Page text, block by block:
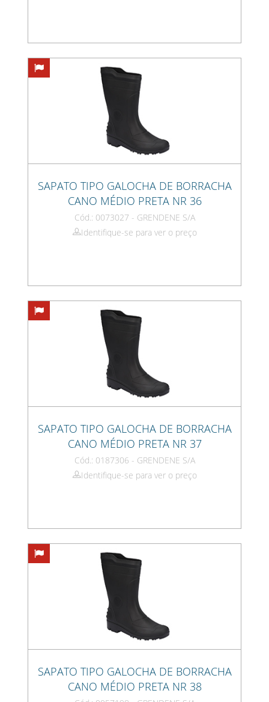
SAPATO TIPO GALOCHA DE BORRACHA
CANO MÉDIO PRETA NR 36
Cód.: 0073027 - GRENDENE S/A
Identifique-se para ver o preço
SAPATO TIPO GALOCHA DE BORRACHA
CANO MÉDIO PRETA NR 37
Cód.: 0187306 - GRENDENE S/A
Identifique-se para ver o preço
SAPATO TIPO GALOCHA DE BORRACHA
CANO MÉDIO PRETA NR 38